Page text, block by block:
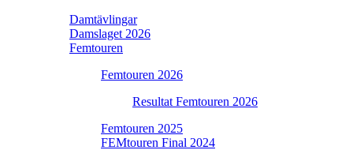
Damtävlingar
Damslaget 2026
Femtouren
Femtouren 2026
Resultat Femtouren 2026
Femtouren 2025
FEMtouren Final 2024